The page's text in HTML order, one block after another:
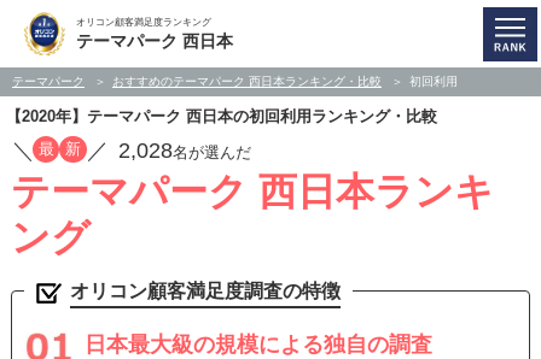
オリコン顧客満足度ランキング
テーマパーク 西日本
テーマパーク おすすめのテーマパーク 西日本ランキング・比較 初回利用
【2020年】テーマパーク 西日本の初回利用ランキング・比較
／ 最 新 ／ 2,028名が選んだ
テーマパーク 西日本ランキ
ング
オリコン顧客満足度調査の特徴
日本最大級の規模による独自の調査